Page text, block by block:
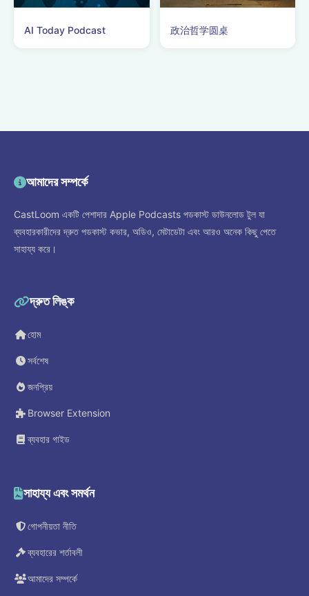
AI Today Podcast 政治哲学圆桌
আমাদের সম্পর্কে
CastLoom একটি পেশাদার Apple Podcasts পডকাস্ট ডাউনলোড টুল যা
ব্যবহারকারীদের দ্রুত পডকাস্ট কভার, অডিও, মেটাডেটা এবং আরও অনেক কিছু পেতে
সাহায্য করে।
দ্রুত লিঙ্ক
হোম
সর্বশেষ
জনপ্রিয়
Browser Extension
ব্যবহার গাইড
সাহায্য এবং সমর্থন
গোপনীয়তা নীতি
ব্যবহারের শর্তাবলী
আমাদের সম্পর্কে